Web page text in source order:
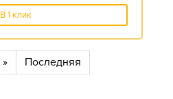
В 1 клик
» Последняя